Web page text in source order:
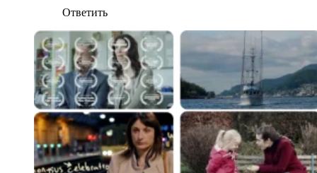
Ответить